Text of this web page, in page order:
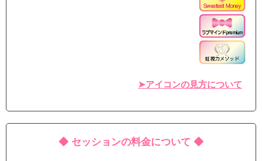
➤アイコンの見方について
◆ セッションの料金について ◆